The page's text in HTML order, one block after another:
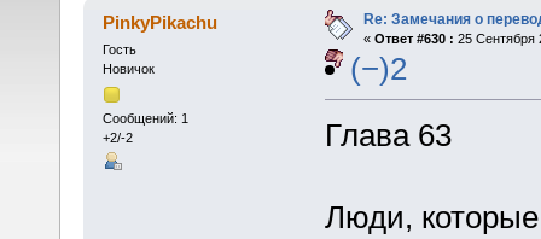
PinkyPikachu
Гость
Новичок
Сообщений: 1
+2/-2
Re: Замечания о
« Ответ #630 : 25 Сентября
(−)2
Глава 63
Люди,